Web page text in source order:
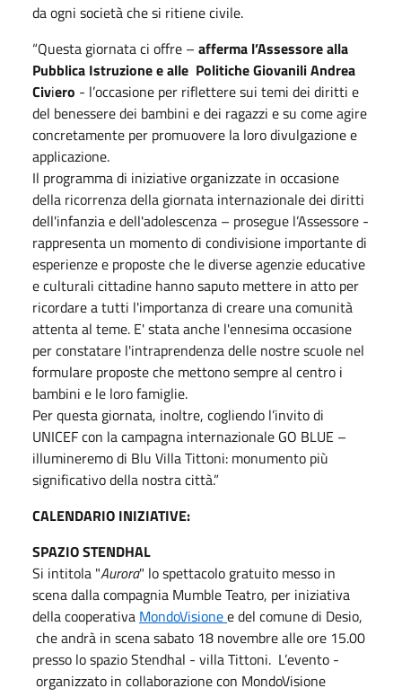
da ogni società che si ritiene civile.
“Questa giornata ci offre – afferma l’Assessore alla
Pubblica Istruzione e alle Politiche Giovanili Andrea
Civiero - l’occasione per riflettere sui temi dei diritti e
del benessere dei bambini e dei ragazzi e su come agire
concretamente per promuovere la loro divulgazione e
applicazione.
Il programma di iniziative organizzate in occasione
della ricorrenza della giornata internazionale dei diritti
dell'infanzia e dell'adolescenza – prosegue l’Assessore -
rappresenta un momento di condivisione importante di
esperienze e proposte che le diverse agenzie educative
e culturali cittadine hanno saputo mettere in atto per
ricordare a tutti l'importanza di creare una comunità
attenta al teme. E' stata anche l'ennesima occasione
per constatare l'intraprendenza delle nostre scuole nel
formulare proposte che mettono sempre al centro i
bambini e le loro famiglie.
Per questa giornata, inoltre, cogliendo l’invito di
UNICEF con la campagna internazionale GO BLUE –
illumineremo di Blu Villa Tittoni: monumento più
significativo della nostra città.”
CALENDARIO INIZIATIVE:
SPAZIO STENDHAL
Si intitola "Aurora" lo spettacolo gratuito messo in
scena dalla compagnia Mumble Teatro, per iniziativa
della cooperativa MondoVisionee del comune di Desio,
che andrà in scena sabato 18 novembre alle ore 15.00
presso lo spazio Stendhal - villa Tittoni. L’evento -
organizzato in collaborazione con MondoVisione